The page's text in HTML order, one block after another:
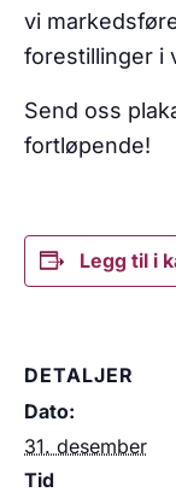
vi
forestillinger i
Send oss
fortløpende!
Legg til i
DETALJER
Dato:
31. desember
Tid